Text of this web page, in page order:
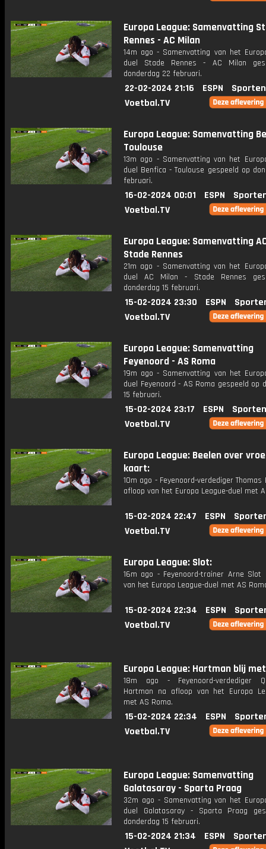
Europa League: Samenvatting
Rennes - AC Milan
14m ago - Samenvatting van het
duel Stade Rennes - AC Milan
donderdag 22 februari.
22-02-2024 21:16 ESPN
Voetbal.TV
Europa League: Samenvatting
Toulouse
13m ago - Samenvatting van het
duel Benfica - Toulouse gespeeld op
februari.
16-02-2024 00:01 ESPN
Voetbal.TV
Europa League: Samenvatting
Stade Rennes
21m ago - Samenvatting van het
duel AC Milan - Stade Rennes
donderdag 15 februari.
15-02-2024 23:30 ESPN
Voetbal.TV
Europa League: Samenvatting
Feyenoord - AS Roma
19m ago - Samenvatting van het
duel Feyenoord - AS Roma gespeeld op
15 februari.
15-02-2024 23:17 ESPN
Voetbal.TV
Europa League: Beelen over
kaart:
10m ago - Feyenoord-verdediger Thomas
afloop van het Europa League-duel met
15-02-2024 22:47 ESPN
Voetbal.TV
Europa League: Slot:
16m ago - Feyenoord-trainer Arne Slot
van het Europa League-duel met AS
15-02-2024 22:34 ESPN
Voetbal.TV
Europa League: Hartman blij
18m ago - Feyenoord-verdediger
Hartman na afloop van het Europa
met AS Roma.
15-02-2024 22:34 ESPN
Voetbal.TV
Europa League: Samenvatting
Galatasaray - Sparta Praag
32m ago - Samenvatting van het
duel Galatasaray - Sparta Praag
donderdag 15 februari.
15-02-2024 21:34 ESPN